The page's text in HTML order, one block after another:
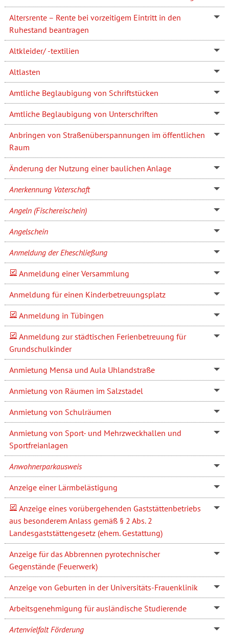
Altersrente – Rente bei vorzeitigem Eintritt in den
Ruhestand beantragen
Altkleider/ -textilien
Altlasten
Amtliche Beglaubigung von Schriftstücken
Amtliche Beglaubigung von Unterschriften
Anbringen von Straßenüberspannungen im öffentlichen
Raum
Änderung der Nutzung einer baulichen Anlage
Anerkennung Vaterschaft
Angeln (Fischereischein)
Angelschein
Anmeldung der Eheschließung
Anmeldung einer Versammlung
Anmeldung für einen Kinderbetreuungsplatz
Anmeldung in Tübingen
Anmeldung zur städtischen Ferienbetreuung für
Grundschulkinder
Anmietung Mensa und Aula Uhlandstraße
Anmietung von Räumen im Salzstadel
Anmietung von Schulräumen
Anmietung von Sport- und Mehrzweckhallen und
Sportfreianlagen
Anwohnerparkausweis
Anzeige einer Lärmbelästigung
Anzeige eines vorübergehenden Gaststättenbetriebs
aus besonderem Anlass gemäß § 2 Abs. 2
Landesgaststättengesetz (ehem. Gestattung)
Anzeige für das Abbrennen pyrotechnischer
Gegenstände (Feuerwerk)
Anzeige von Geburten in der Universitäts-Frauenklinik
Arbeitsgenehmigung für ausländische Studierende
Artenvielfalt Förderung